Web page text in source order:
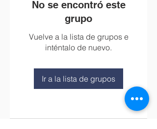
No se encontró este
grupo
Vuelve a la lista de grupos e
inténtalo de nuevo.
Ir a la lista de grupos